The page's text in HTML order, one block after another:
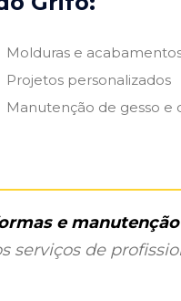
Molduras e
Projetos personalizados
Manutenção de gesso e
e
serviços de